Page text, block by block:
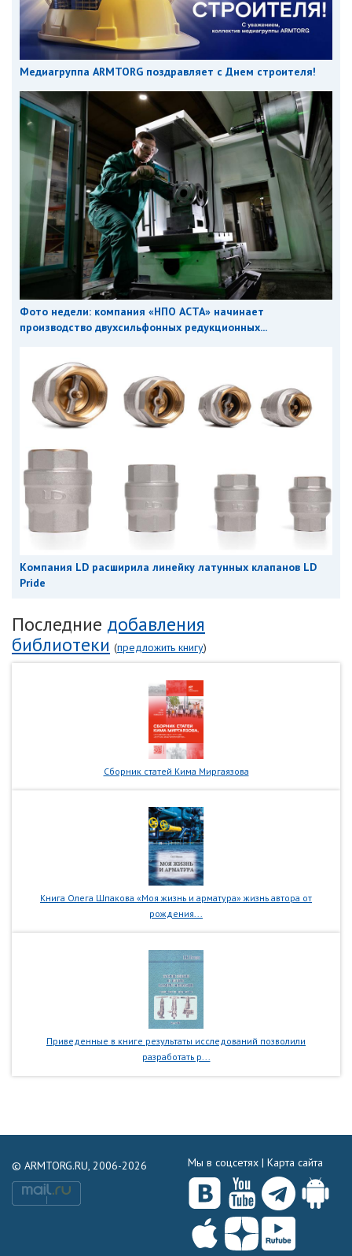
Медиагруппа ARMTORG поздравляет с Днем строителя!
Фото недели: компания «НПО АСТА» начинает
производство двухсильфонных редукционных...
Компания LD расширила линейку латунных клапанов LD
Pride
Последние добавления
библиотеки (предложить книгу)
Сборник статей Кима Миргаязова
Книга Олега Шпакова «Моя жизнь и арматура» жизнь автора от
рождения...
Приведенные в книге результаты исследований позволили
разработать р...
© ARMTORG.RU, 2006-2026 Мы в соцсетях | Карта сайта